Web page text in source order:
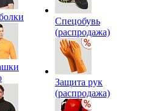
Спецобувь
(распродажа)
Защита рук
(распродажа)